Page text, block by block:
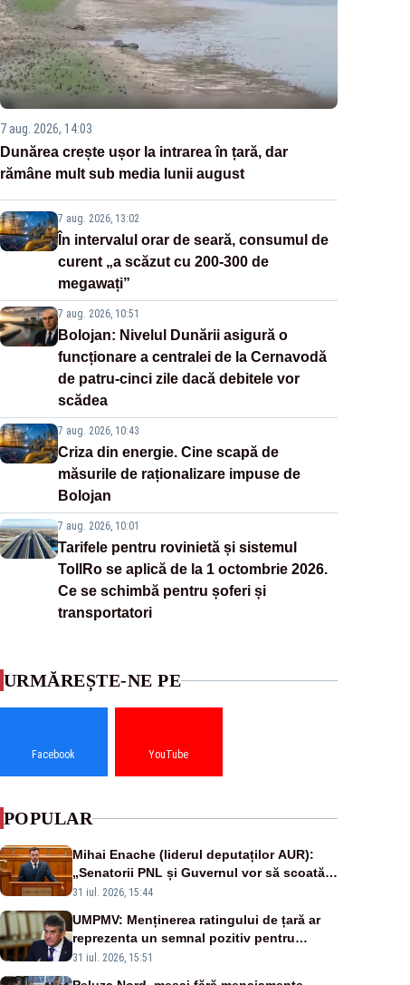
7 aug. 2026, 14:03
Dunărea crește ușor la intrarea în țară, dar
rămâne mult sub media lunii august
7 aug. 2026, 13:02
În intervalul orar de seară, consumul de
curent „a scăzut cu 200-300 de
megawați”
7 aug. 2026, 10:51
Bolojan: Nivelul Dunării asigură o
funcționare a centralei de la Cernavodă
de patru-cinci zile dacă debitele vor
scădea
7 aug. 2026, 10:43
Criza din energie. Cine scapă de
măsurile de raționalizare impuse de
Bolojan
7 aug. 2026, 10:01
Tarifele pentru rovinietă și sistemul
TollRo se aplică de la 1 octombrie 2026.
Ce se schimbă pentru șoferi și
transportatori
URMĂREȘTE-NE PE
Facebook YouTube
POPULAR
Mihai Enache (liderul deputaților AUR):
„Senatorii PNL și Guvernul vor să scoată
la vânzare bunuri publice pentru a stinge
31 iul. 2026, 15:44
UMPMV: Menținerea ratingului de țară ar
reprezenta un semnal pozitiv pentru
România. Autoritățile trebuie să continue
31 iul. 2026, 15:51